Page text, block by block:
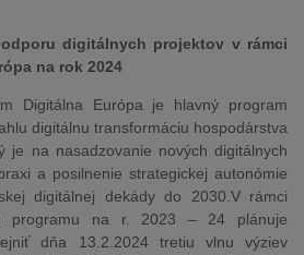
digitálnych projektov v rámci
na rok 2024
Digitálna Európa je hlavný program
digitálnu transformáciu hospodárstva
je na nasadzovanie nových digitálnych
a posilnenie strategickej autonómie
digitálnej dekády do 2030.V rámci
programu na r. 2023 – 24 plánuje
dňa 13.2.2024 tretiu vlnu výziev